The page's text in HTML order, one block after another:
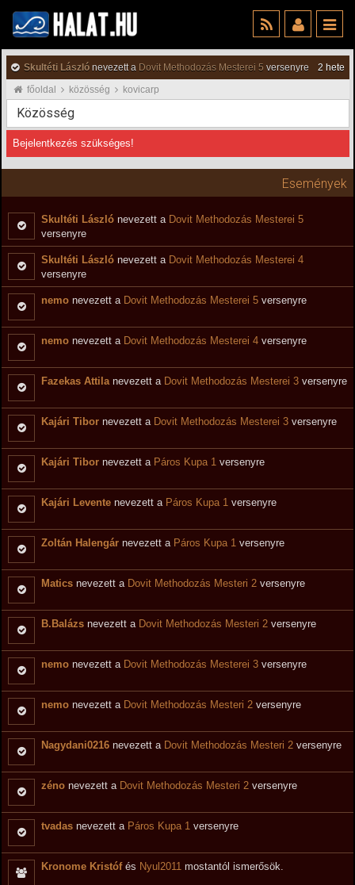
Skultéti László nevezett a Dovit Methodozás Mesterei 5 versenyre
2 hete
főoldal
közösség kovicarp
Közösség
Bejelentkezés szükséges!
Események
Skultéti László nevezett a Dovit Methodozás Mesterei 5
versenyre
Skultéti László nevezett a Dovit Methodozás Mesterei 4
versenyre
nemo nevezett a Dovit Methodozás Mesterei 5 versenyre
nemo nevezett a Dovit Methodozás Mesterei 4 versenyre
Fazekas Attilanevezett a Dovit Methodozás Mesterei 3 versenyre
Kajári Tibor nevezett a Dovit Methodozás Mesterei 3 versenyre
Kajári Tibor nevezett a Páros Kupa 1 versenyre
Kajári Levente nevezett a Páros Kupa 1 versenyre
Zoltán Halengár nevezett a Páros Kupa 1 versenyre
Matics nevezett a Dovit Methodozás Mesteri 2 versenyre
B.Balázs nevezett a Dovit Methodozás Mesteri 2 versenyre
nemo nevezett a Dovit Methodozás Mesterei 3 versenyre
nemo nevezett a Dovit Methodozás Mesteri 2 versenyre
Nagydani0216 nevezett a Dovit Methodozás Mesteri 2 versenyre
zéno nevezett a Dovit Methodozás Mesteri 2 versenyre
tvadas nevezett a Páros Kupa 1 versenyre
Kronome Kristófés Nyul2011 mostantól ismerősök.